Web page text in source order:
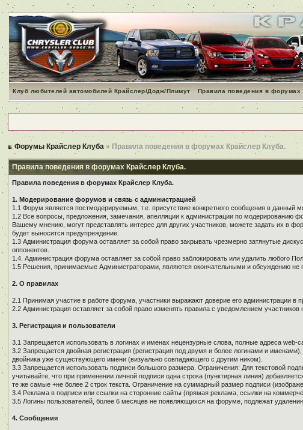
Клуб любителей автомобилей Крайслер/Додж/Плимут Правила поведения в форумах
Форумы Крайслер Клуба » Правила поведения в форумах Крайслер Клуба.
Правила поведения в форумах Крайслер Клуба.
Правила поведения в форумах Крайслер Клуба.
1. Модерирование форумов и связь с администрацией
1.1 Форум является постмодерируемым, т.е. присутствие конкретного сообщения в данный
1.2 Все вопросы, предложения, замечания, апелляции к администрации по модерированию
Вашему мнению, могут представлять интерес для других участников, можете задать их в
будет выносится предупреждение.
1.3 Администрация форума оставляет за собой право закрывать чрезмерно затянутые
оппонентов.
1.4. Администрация форума оставляет за собой право заблокировать или удалить любого
1.5 Решения, принимаемые Администраторами, являются окончательными и обсуждению не
2. О правилах
2.1 Принимая участие в работе форума, участники выражают доверие его администрации
2.2 Администрация оставляет за собой право изменять правила с уведомлением
3. Регистрация и пользователи
3.1 Запрещается использовать в логинах и именах нецензурные слова, полные адреса web-
3.2 Запрещается двойная регистрация (регистрация под двумя и более логинами и
двойника уже существующего имени (визуально совпадающего с другим ником).
3.3 Запрещается использовать подписи большого размера. Ограничения: Для текстовой
учитывайте, что при применении личной подписи одна строка (пунктирная линия)
те же самые +не более 2 строк текста. Ограничение на суммарный размер подписи
3.4 Реклама в подписи или ссылки на сторонние сайты (прямая реклама, ссылки на
3.5 Логины пользователей, более 6 месяцев не появляющихся на форуме, подлежат
4. Сообщения